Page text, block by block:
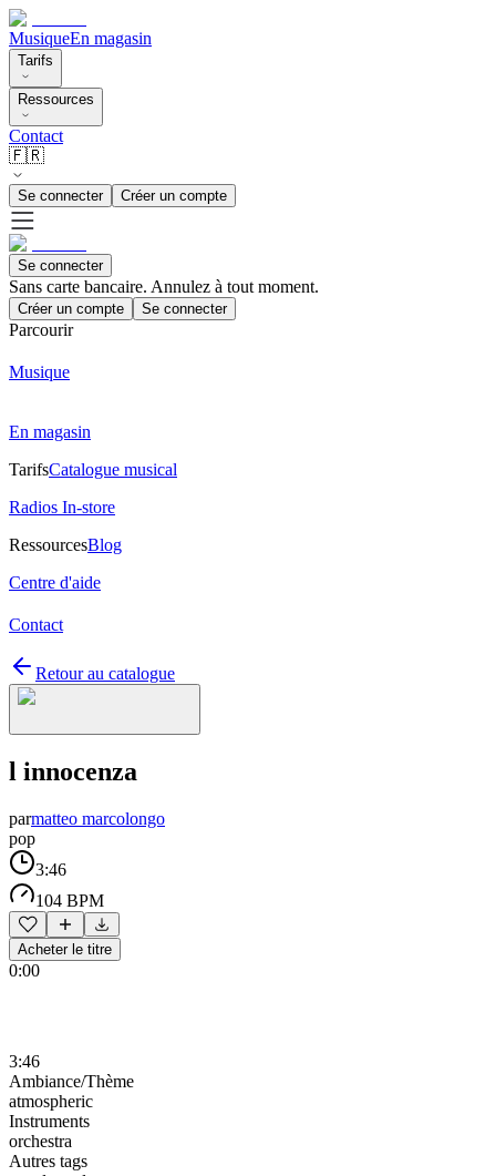
MusiqueEn magasin
Tarifs
Ressources
Contact
🇫🇷
Se connecter Créer un compte
Se connecter
Sans carte bancaire. Annulez à tout moment.
Créer un compte Se connecter
Parcourir
Musique
En magasin
TarifsCatalogue musical
Radios In-store
RessourcesBlog
Centre d'aide
Contact
Retour au catalogue
l innocenza
parmatteo marcolongo
pop
3:46
104 BPM
Acheter le titre
0:00
3:46
Ambiance/Thème
atmospheric
Instruments
orchestra
Autres tags